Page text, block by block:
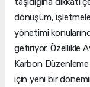
dönüşüm,
yönetimi
getiriyor. Özellikle
Karbon
için yeni bir